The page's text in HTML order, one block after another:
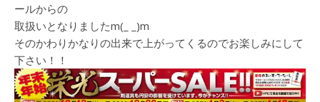
ールからの
取扱いとなりましたm(_ _)m
そのかわりかなりの出来で上がってくるのでお楽しみにして
下さい！！